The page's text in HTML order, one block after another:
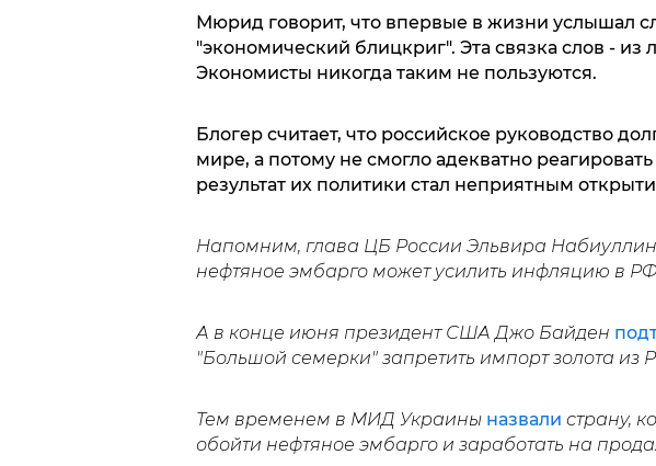
Мюрид говорит, что впервые в жизни услышал
"экономический блицкриг". Эта связка слов - из
Экономисты никогда таким не пользуются.
Блогер считает, что российское руководство
мире, а потому не смогло адекватно
результат их политики стал неприятным
Напомним, глава ЦБ России Эльвира
нефтяное эмбарго может усилить инфляцию в
А в конце июня президент США Джо Байден
"Большой семерки" запретить импорт золота из
Тем временем в МИД Украины назвали страну,
обойти нефтяное эмбарго и заработать на